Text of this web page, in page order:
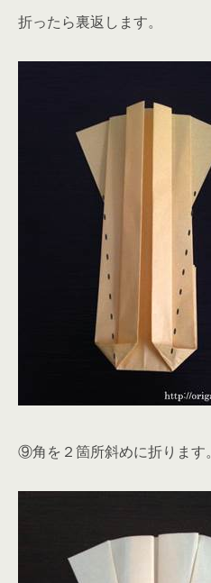
折ったら裏返します。
⑨角を２箇所斜めに折ります。